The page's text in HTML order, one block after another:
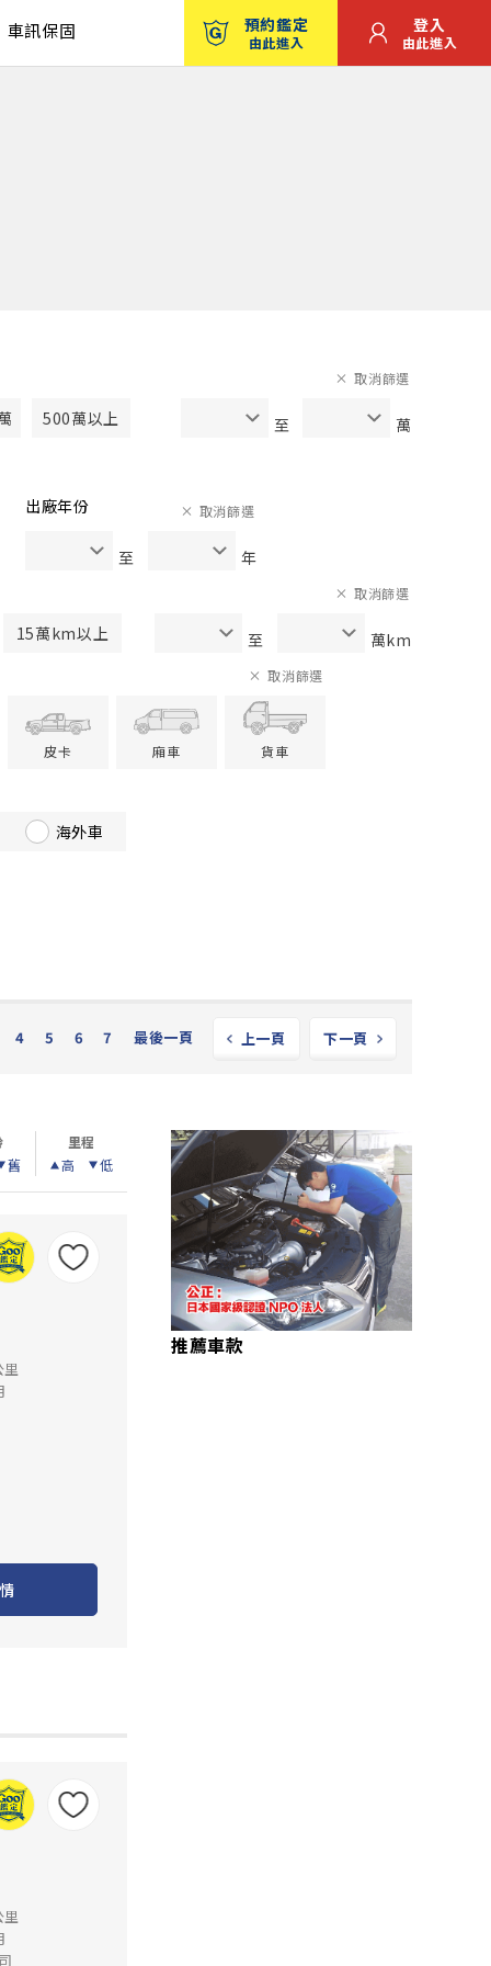
車訊保固 預約鑑定
由此進入
登入
由此進入
500萬以上 至 萬
取消篩選
出廠年份
至 年
取消篩選
15萬km以上 至 萬km
取消篩選
皮卡 廂車 貨車
取消篩選
海外車
4 5 6 7 最後一頁 上一頁 下一頁
舊
里程
高
低
推薦車款